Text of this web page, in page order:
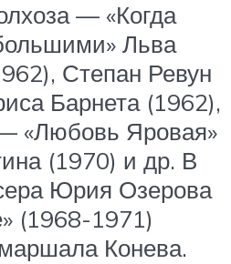
— «Когда
Льва
Степан Ревун
Барнета (1962),
«Любовь Яровая»
(1970) и др. В
Юрия Озерова
(1968-1971)
Конева.